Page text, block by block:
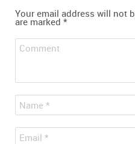
Your email address will not
are marked *
Comment
Name *
Email *